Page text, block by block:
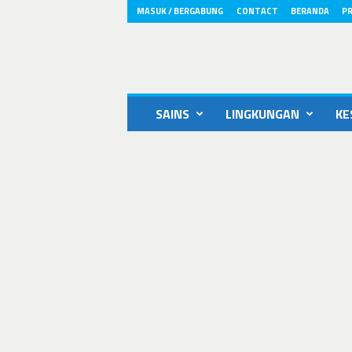
MASUK / BERGABUNG CONTACT BERANDA
SAINS LINGKUNGAN